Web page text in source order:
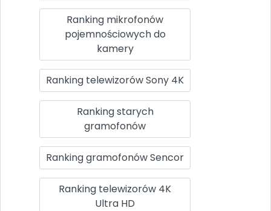
Ranking mikrofonów
pojemnościowych do
kamery
Ranking telewizorów Sony 4K
Ranking starych
gramofonów
Ranking gramofonów Sencor
Ranking telewizorów 4K
Ultra HD